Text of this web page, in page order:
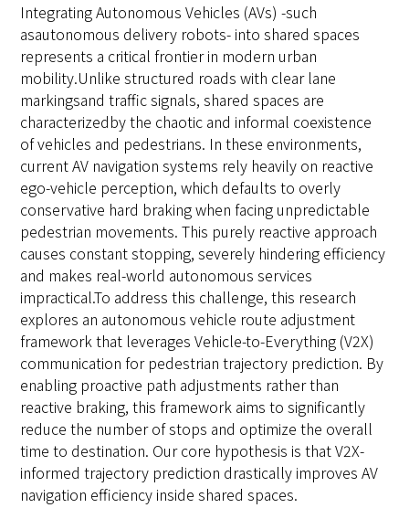
Integrating Autonomous Vehicles (AVs) -such
asautonomous delivery robots- into shared spaces
represents a critical frontier in modern urban
mobility.Unlike structured roads with clear lane
markingsand traffic signals, shared spaces are
characterizedby the chaotic and informal coexistence
of vehicles and pedestrians. In these environments,
current AV navigation systems rely heavily on reactive
ego-vehicle perception, which defaults to overly
conservative hard braking when facing unpredictable
pedestrian movements. This purely reactive approach
causes constant stopping, severely hindering efficiency
and makes real-world autonomous services
impractical.To address this challenge, this research
explores an autonomous vehicle route adjustment
framework that leverages Vehicle-to-Everything (V2X)
communication for pedestrian trajectory prediction. By
enabling proactive path adjustments rather than
reactive braking, this framework aims to significantly
reduce the number of stops and optimize the overall
time to destination. Our core hypothesis is that V2X-
informed trajectory prediction drastically improves AV
navigation efficiency inside shared spaces.